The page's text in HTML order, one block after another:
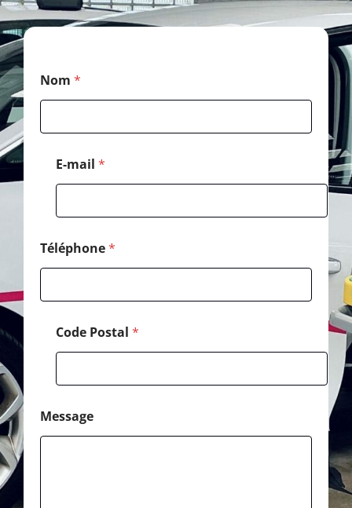
Nom *
E-mail *
Téléphone*
Code Postal *
Message